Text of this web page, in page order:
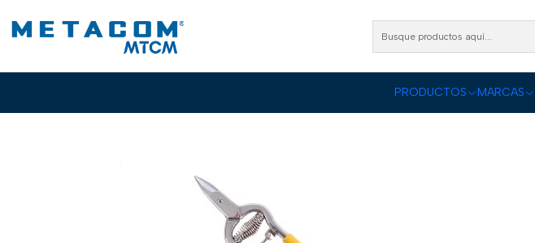
PRODUCTOS MARCAS